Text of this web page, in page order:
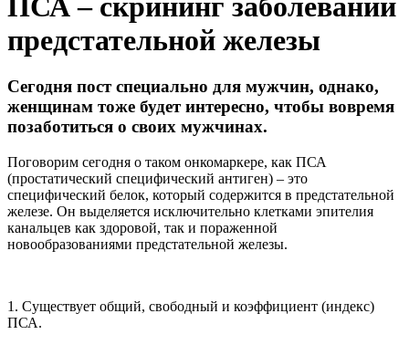
предстательной железы
Сегодня пост специально для мужчин, однако,
женщинам тоже будет интересно, чтобы вовремя
позаботиться о своих мужчинах.
Поговорим сегодня о таком онкомаркере, как ПСА
(простатический специфический антиген) – это
специфический белок, который содержится в предстательной
железе. Он выделяется исключительно клетками эпителия
канальцев как здоровой, так и пораженной
новообразованиями предстательной железы.
1. Существует общий, свободный и коэффициент (индекс)
ПСА.